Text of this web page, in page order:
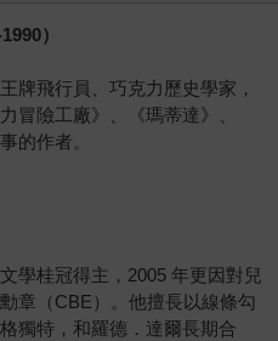
）
牌飛行員、巧克力歷史學家，
冒險工廠》、《瑪蒂達》、
的作者。
學桂冠得主，2005 年更因對兒
章（CBE）。他擅長以線條勾
獨特，和羅德．達爾長期合